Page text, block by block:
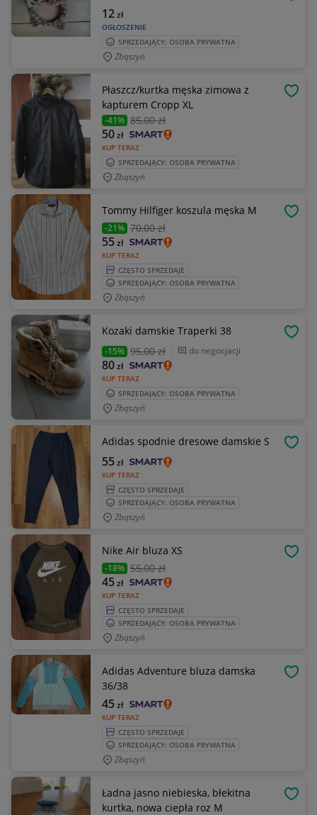
OGŁOSZENIE
12zł
SPRZEDAJĄCY: OSOBA PRYWATNA
Zbąszyń
Płaszcz/kurtka męska zimowa z
kapturem Cropp XL
-41% 85,00 zł
KUP TERAZ
50zł
SPRZEDAJĄCY: OSOBA PRYWATNA
Zbąszyń
Tommy Hilfiger koszula męska M
-21% 70,00 zł
KUP TERAZ
55zł
CZĘSTO SPRZEDAJE
SPRZEDAJĄCY: OSOBA PRYWATNA
Zbąszyń
Kozaki damskie Traperki 38
-15% 95,00 zł do negocjacji
KUP TERAZ
80zł
SPRZEDAJĄCY: OSOBA PRYWATNA
Zbąszyń
Adidas spodnie dresowe damskie S
KUP TERAZ
55zł
CZĘSTO SPRZEDAJE
SPRZEDAJĄCY: OSOBA PRYWATNA
Zbąszyń
Nike Air bluza XS
-18% 55,00 zł
KUP TERAZ
45zł
CZĘSTO SPRZEDAJE
SPRZEDAJĄCY: OSOBA PRYWATNA
Zbąszyń
Adidas Adventure bluza damska
36/38
KUP TERAZ
45zł
CZĘSTO SPRZEDAJE
SPRZEDAJĄCY: OSOBA PRYWATNA
Zbąszyń
Ładna jasno niebieska, błekitna
kurtka, nowa ciepła roz M